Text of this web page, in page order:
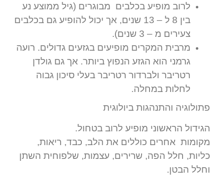
לרוב מופיע בכלבים מבוגרים (גיל ממוצע נע
בין 8 ל – 13 שנים, אך יכול להופיע גם בכלבים
צעירים מ – 3 שנים).
מרבית המקרים מופיעים בגזעים גדולים. רועה
גרמני הוא הגזע הנפוץ ביותר. אך גם גולדן
רטריבר ולברדור רטריבר בעלי סיכון גבוה
לחלות במחלה.
פתולוגיה והתנהגות ביולוגית
הגידול הראשוני מופיע לרוב בטחול.
מקומות אחרים כוללים את הלב, כבד, ריאות,
כליות, חלל הפה, שרירים, עצמות, שלפוחית השתן
וחלל הבטן.